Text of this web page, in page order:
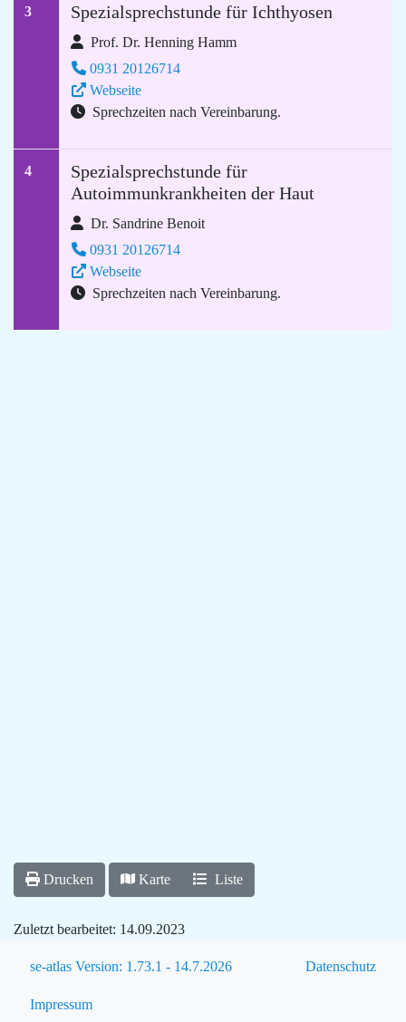
3 Spezialsprechstunde für Ichthyosen
Prof. Dr. Henning Hamm
0931 20126714
Webseite
Sprechzeiten nach Vereinbarung.
4
Spezialsprechstunde für
Autoimmunkrankheiten der Haut
Dr. Sandrine Benoit
0931 20126714
Webseite
Sprechzeiten nach Vereinbarung.
Drucken Karte Liste
Zuletzt bearbeitet: 14.09.2023
se-atlas Version: 1.73.1 - 14.7.2026 Datenschutz
Impressum